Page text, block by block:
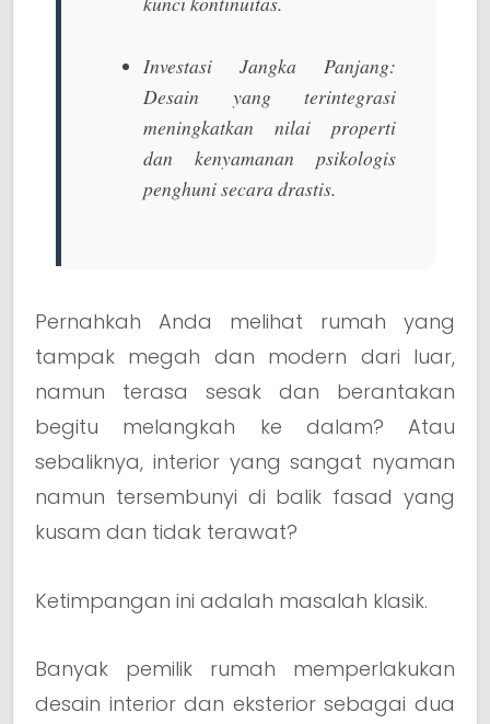
Investasi Jangka Panjang:
Desain yang terintegrasi
meningkatkan nilai properti
dan kenyamanan psikologis
penghuni secara drastis.
Pernahkah Anda melihat rumah yang
tampak megah dan modern dari luar,
namun terasa sesak dan berantakan
begitu melangkah ke dalam? Atau
sebaliknya, interior yang sangat nyaman
namun tersembunyi di balik fasad yang
kusam dan tidak terawat?
Ketimpangan ini adalah masalah klasik.
Banyak pemilik rumah memperlakukan
desain interior dan eksterior sebagai dua